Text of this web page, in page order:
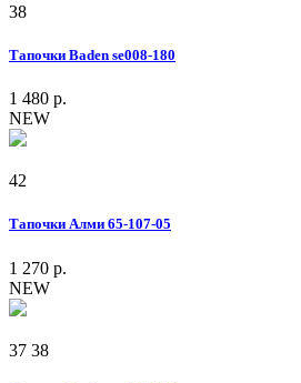
38
Тапочки Baden se008-180
1 480 р.
NEW
42
Тапочки Алми 65-107-05
1 270 р.
NEW
37 38